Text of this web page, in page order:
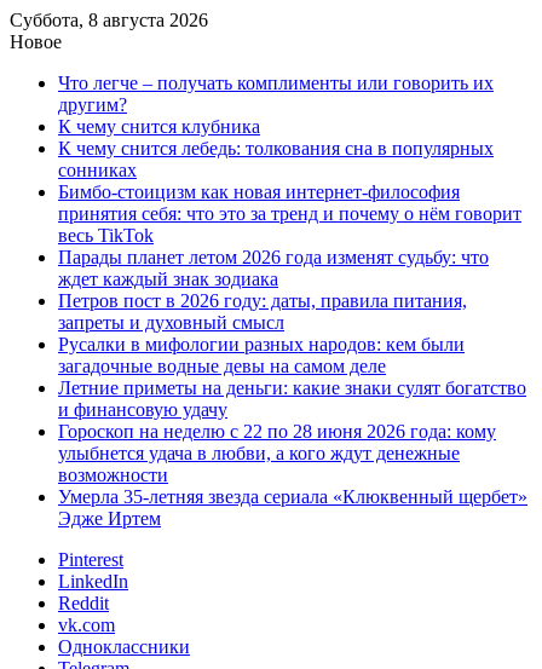
Суббота, 8 августа 2026
Новое
Что легче – получать комплименты или говорить их
другим?
К чему снится клубника
К чему снится лебедь: толкования сна в популярных
сонниках
Бимбо-стоицизм как новая интернет-философия
принятия себя: что это за тренд и почему о нём говорит
весь TikTok
Парады планет летом 2026 года изменят судьбу: что
ждет каждый знак зодиака
Петров пост в 2026 году: даты, правила питания,
запреты и духовный смысл
Русалки в мифологии разных народов: кем были
загадочные водные девы на самом деле
Летние приметы на деньги: какие знаки сулят богатство
и финансовую удачу
Гороскоп на неделю с 22 по 28 июня 2026 года: кому
улыбнется удача в любви, а кого ждут денежные
возможности
Умерла 35-летняя звезда сериала «Клюквенный щербет»
Эдже Иртем
Pinterest
LinkedIn
Reddit
vk.com
Одноклассники